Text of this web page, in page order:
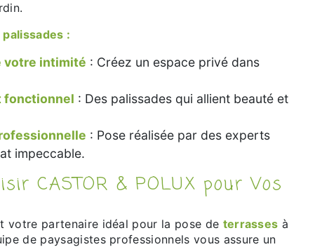
palissades :
votre intimité : Créez un espace privé dans
fonctionnel : Des palissades qui allient beauté et
: Pose réalisée par des experts
impeccable.
votre partenaire idéal pour la pose de terrasses à
de paysagistes professionnels vous assure un